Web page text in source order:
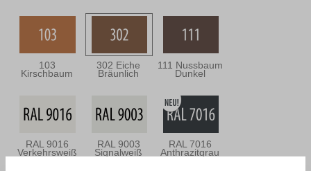
103
Kirschbaum
302 Eiche
Bräunlich
111 Nussbaum
Dunkel
RAL 9016
Verkehrsweiß
RAL 9003
Signalweiß
RAL 7016
Anthrazitgrau